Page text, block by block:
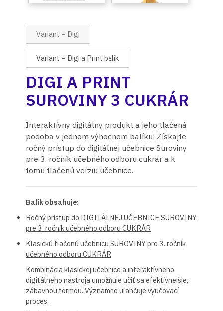
Variant – Digi
Variant – Digi a Print balík
DIGI A PRINT
SUROVINY 3 CUKRÁR
Interaktívny digitálny produkt a jeho tlačená
podoba v jednom výhodnom balíku! Získajte
ročný prístup do digitálnej učebnice Suroviny
pre 3. ročník učebného odboru cukrár a k
tomu tlačenú verziu učebnice.
Balík obsahuje:
Ročný prístup do DIGITÁLNEJ UČEBNICE SUROVINY
pre 3. ročník učebného odboru CUKRÁR
Klasickú tlačenú učebnicuSUROVINY pre 3. ročník
učebného odboru CUKRÁR
Kombinácia klasickej učebnice a interaktívneho
digitálneho nástroja umožňuje učiť sa efektívnejšie,
zábavnou formou. Významne uľahčuje vyučovací
proces.